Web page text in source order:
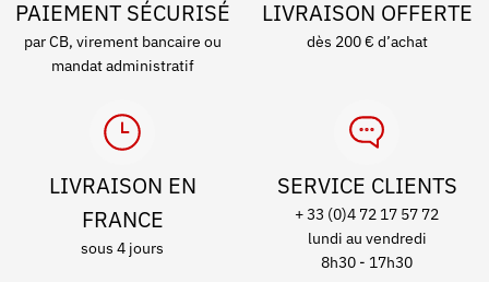
PAIEMENT SÉCURISÉ
par CB, virement bancaire ou
mandat administratif
LIVRAISON OFFERTE
dès 200 € d’achat
LIVRAISON EN
FRANCE
sous 4 jours
SERVICE CLIENTS
+ 33 (0)4 72 17 57 72
lundi au vendredi
8h30 - 17h30